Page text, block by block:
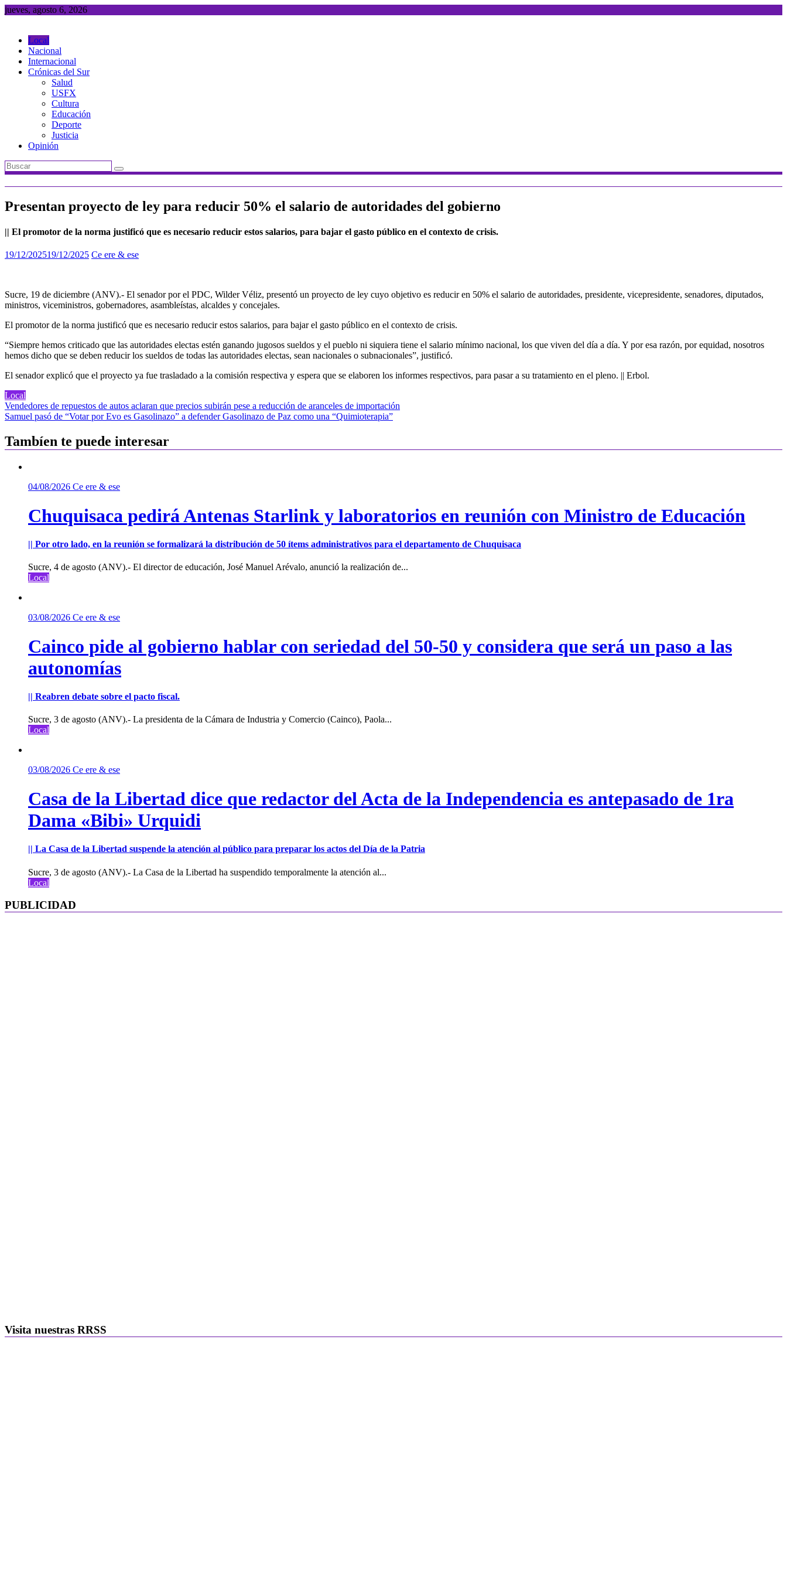
Saltar
jueves, agosto 6, 2026
Local
Nacional
Internacional
Crónicas del Sur
Salud
USFX
Cultura
Educación
Deporte
Justicia
Opinión
Presentan proyecto de ley para reducir 50% el salario de autoridades del gobierno
|| El promotor de la norma justificó que es necesario reducir estos salarios, para bajar el gasto público en el contexto de crisis.
19/12/202519/12/2025 Ce ere & ese
Sucre, 19 de diciembre (ANV).- El senador por el PDC, Wilder Véliz, presentó un proyecto de ley cuyo objetivo es reducir en 50% el salario de autoridades, presidente, vicepresidente, senadores, diputados,
ministros, viceministros, gobernadores, asambleístas, alcaldes y concejales.
El promotor de la norma justificó que es necesario reducir estos salarios, para bajar el gasto público en el contexto de crisis.
“Siempre hemos criticado que las autoridades electas estén ganando jugosos sueldos y el pueblo ni siquiera tiene el salario mínimo nacional, los que viven del día a día. Y por esa razón, por equidad, nosotros
hemos dicho que se deben reducir los sueldos de todas las autoridades electas, sean nacionales o subnacionales”, justificó.
El senador explicó que el proyecto ya fue trasladado a la comisión respectiva y espera que se elaboren los informes respectivos, para pasar a su tratamiento en el pleno. || Erbol.
Local
Navegación
de
entradas
Vendedores de repuestos de autos aclaran que precios subirán pese a reducción de aranceles de importación
Samuel pasó de “Votar por Evo es Gasolinazo” a defender Gasolinazo de Paz como una “Quimioterapia”
Tambíen te puede interesar
04/08/2026 Ce ere & ese
Chuquisaca pedirá Antenas Starlink y laboratorios en reunión con Ministro de Educación
|| Por otro lado, en la reunión se formalizará la distribución de 50 ítems administrativos para el departamento de Chuquisaca
Sucre, 4 de agosto (ANV).- El director de educación, José Manuel Arévalo, anunció la realización de...
Local
03/08/2026 Ce ere & ese
Cainco pide al gobierno hablar con seriedad del 50-50 y considera que será un paso a las
autonomías
|| Reabren debate sobre el pacto fiscal.
Sucre, 3 de agosto (ANV).- La presidenta de la Cámara de Industria y Comercio (Cainco), Paola...
Local
03/08/2026 Ce ere & ese
Casa de la Libertad dice que redactor del Acta de la Independencia es antepasado de 1ra
Dama «Bibi» Urquidi
|| La Casa de la Libertad suspende la atención al público para preparar los actos del Día de la Patria
Sucre, 3 de agosto (ANV).- La Casa de la Libertad ha suspendido temporalmente la atención al...
Local
PUBLICIDAD
Visita nuestras RRSS